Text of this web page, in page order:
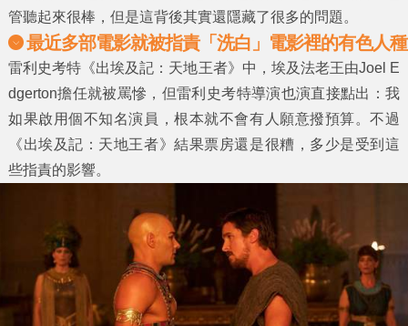
管聽起來很棒，但是這背後其實還隱藏了很多的問題。
最近多部電影就被指責「洗白」電影裡的有色人種
雷利史考特《出埃及記：天地王者》中，埃及法老王由Joel E
dgerton擔任就被罵慘，但雷利史考特導演也演直接點出：我
如果啟用個不知名演員，根本就不會有人願意撥預算。不過
《出埃及記：天地王者》結果票房還是很糟，多少是受到這
些指責的影響。